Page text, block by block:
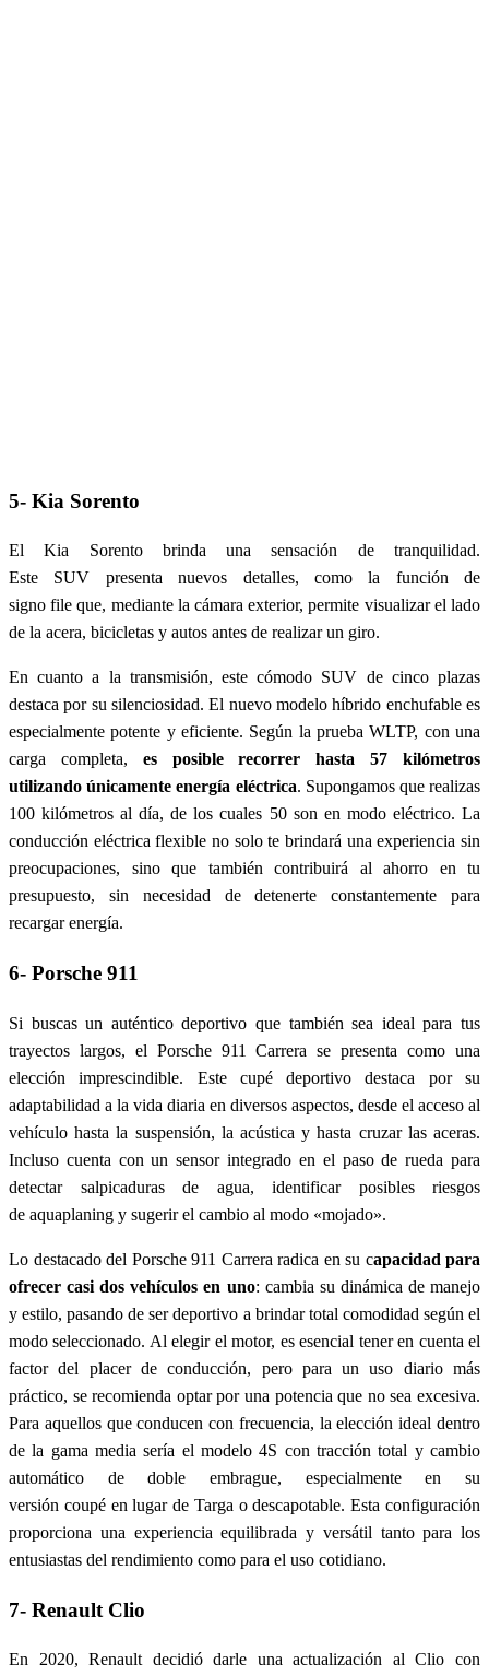
5- Kia Sorento
El Kia Sorento brinda una sensación de tranquilidad.
Este SUV presenta nuevos detalles, como la función de
signo file que, mediante la cámara exterior, permite visualizar el lado
de la acera, bicicletas y autos antes de realizar un giro.
En cuanto a la transmisión, este cómodo SUV de cinco plazas
destaca por su silenciosidad. El nuevo modelo híbrido enchufable es
especialmente potente y eficiente. Según la prueba WLTP, con una
carga completa, es posible recorrer hasta 57 kilómetros
utilizando únicamente energía eléctrica. Supongamos que realizas
100 kilómetros al día, de los cuales 50 son en modo eléctrico. La
conducción eléctrica flexible no solo te brindará una experiencia sin
preocupaciones, sino que también contribuirá al ahorro en tu
presupuesto, sin necesidad de detenerte constantemente para
recargar energía.
6- Porsche 911
Si buscas un auténtico deportivo que también sea ideal para tus
trayectos largos, el Porsche 911 Carrera se presenta como una
elección imprescindible. Este cupé deportivo destaca por su
adaptabilidad a la vida diaria en diversos aspectos, desde el acceso al
vehículo hasta la suspensión, la acústica y hasta cruzar las aceras.
Incluso cuenta con un sensor integrado en el paso de rueda para
detectar salpicaduras de agua, identificar posibles riesgos
de aquaplaning y sugerir el cambio al modo «mojado».
Lo destacado del Porsche 911 Carrera radica en su capacidad para
ofrecer casi dos vehículos en uno: cambia su dinámica de manejo
y estilo, pasando de ser deportivo a brindar total comodidad según el
modo seleccionado. Al elegir el motor, es esencial tener en cuenta el
factor del placer de conducción, pero para un uso diario más
práctico, se recomienda optar por una potencia que no sea excesiva.
Para aquellos que conducen con frecuencia, la elección ideal dentro
de la gama media sería el modelo 4S con tracción total y cambio
automático de doble embrague, especialmente en su
versión coupé en lugar de Targa o descapotable. Esta configuración
proporciona una experiencia equilibrada y versátil tanto para los
entusiastas del rendimiento como para el uso cotidiano.
7- Renault Clio
En 2020, Renault decidió darle una actualización al Clio con